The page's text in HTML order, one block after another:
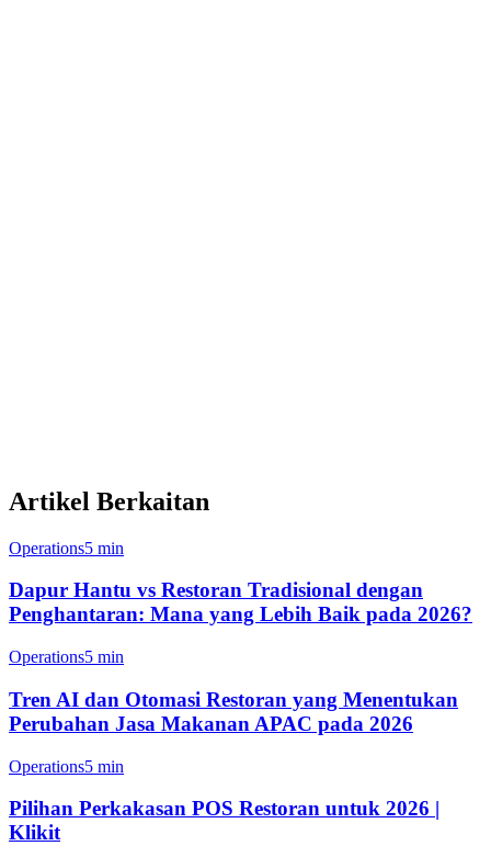
Artikel Berkaitan
Operations5 min
Dapur Hantu vs Restoran Tradisional dengan
Penghantaran: Mana yang Lebih Baik pada 2026?
Operations5 min
Tren AI dan Otomasi Restoran yang Menentukan
Perubahan Jasa Makanan APAC pada 2026
Operations5 min
Pilihan Perkakasan POS Restoran untuk 2026 |
Klikit